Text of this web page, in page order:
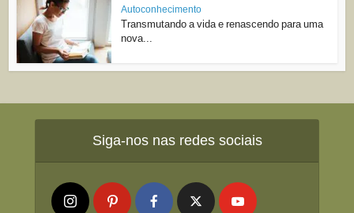
Autoconhecimento
Transmutando a vida e renascendo para uma
nova...
Siga-nos nas redes sociais